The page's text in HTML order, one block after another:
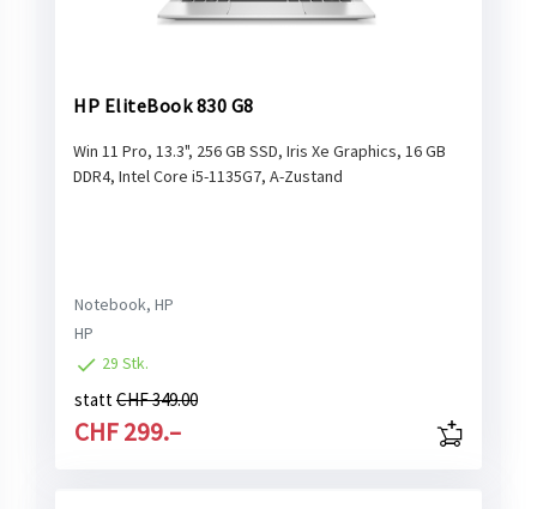
HP EliteBook 830 G8
Win 11 Pro, 13.3", 256 GB SSD, Iris Xe Graphics, 16 GB
DDR4, Intel Core i5-1135G7, A-Zustand
Notebook, HP
HP
29 Stk.
stattCHF 349.00
CHF 299.–